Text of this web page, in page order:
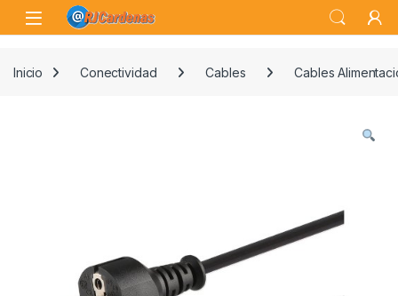
Skip to navigation
Skip to content
Open
Inicio Conectividad Cables Cables